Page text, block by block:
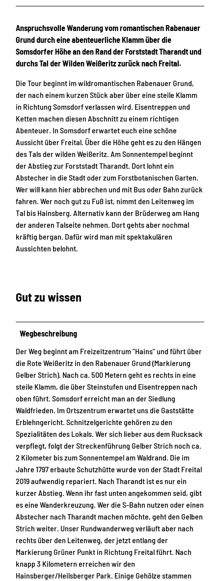
Anspruchsvolle Wanderung vom romantischen Rabenauer
Grund durch eine abenteuerliche Klamm über die
Somsdorfer Höhe an den Rand der Forststadt Tharandt und
durchs Tal der Wilden Weißeritz zurück nach Freital.
Die Tour beginnt im wildromantischen Rabenauer Grund,
der nach einem kurzen Stück aber über eine steile Klamm
in Richtung Somsdorf verlassen wird. Eisentreppen und
Ketten machen diesen Abschnitt zu einem richtigen
Abenteuer. In Somsdorf erwartet euch eine schöne
Aussicht über Freital. Über die Höhe geht es zu den Hängen
des Tals der wilden Weißeritz. Am Sonnentempel beginnt
der Abstieg zur Forststadt Tharandt. Dort lohnt ein
Abstecher in die Stadt oder zum Forstbotanischen Garten.
Wer will kann hier abbrechen und mit Bus oder Bahn zurück
fahren. Wer noch gut zu Fuß ist, nimmt den Leitenweg im
Tal bis Hainsberg. Alternativ kann der Brüderweg am Hang
der anderen Talseite nehmen. Dort gehts aber nochmal
kräftig bergan. Dafür wird man mit spektakulären
Aussichten belohnt.
Gut zu wissen
Wegbeschreibung
Der Weg beginnt am Freizeitzentrum "Hains" und führt über
die Rote Weißeritz in den Rabenauer Grund (Markierung
Gelber Strich). Nach ca. 500 Metern geht es rechts in eine
steile Klamm, die über Steinstufen und Eisentreppen nach
oben führt. Somsdorf erreicht man an der Siedlung
Waldfrieden. Im Ortszentrum erwartet uns die Gaststätte
Erblehngericht. Schnitzelgerichte gehören zu den
Spezialitäten des Lokals. Wer sich lieber aus dem Rucksack
verpflegt, folgt der Streckenführung Gelber Strich noch ca.
2 Kilometer bis zum Sonnentempel am Waldrand. Die im
Jahre 1797 erbaute Schutzhütte wurde von der Stadt Freital
2019 aufwendig repariert. Nach Tharandt ist es nur ein
kurzer Abstieg. Wenn ihr fast unten angekommen seid, gibt
es eine Wanderkreuzung. Wer die S-Bahn nutzen oder einen
Abstecher nach Tharandt machen möchte, geht den Gelben
Strich weiter. Unser Rundwanderweg verläuft aber nach
rechts über den Leitenweg, der jetzt entlang der
Markierung Grüner Punkt in Richtung Freital führt. Nach
knapp 3 Kilometern erreichen wir den
Hainsberger/Heilsberger Park. Einige Gehölze stammen